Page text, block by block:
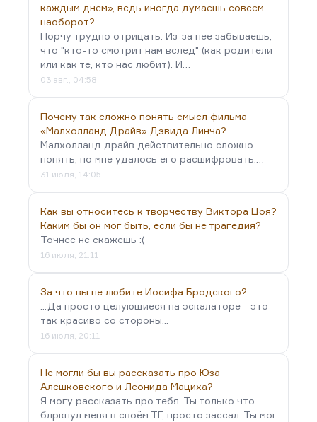
каждым днем», ведь иногда думаешь совсем
наоборот?
Порчу трудно отрицать. Из-за неё забываешь,
что "кто-то смотрит нам вслед" (как родители
или как те, кто нас любит). И…
03 авг., 04:58
Почему так сложно понять смысл фильма
«Малхолланд Драйв» Дэвида Линча?
Малхолланд драйв действительно сложно
понять, но мне удалось его расшифровать:…
31 июля, 14:05
Как вы относитесь к творчеству Виктора Цоя?
Каким бы он мог быть, если бы не трагедия?
Точнее не скажешь :(
16 июля, 21:11
За что вы не любите Иосифа Бродского?
...Да просто целующиеся на эскалаторе - это
так красиво со стороны...
16 июля, 20:11
Не могли бы вы рассказать про Юза
Алешковского и Леонида Мациха?
Я могу рассказать про тебя. Ты только что
блркнул меня в своём ТГ, просто зассал. Ты мог